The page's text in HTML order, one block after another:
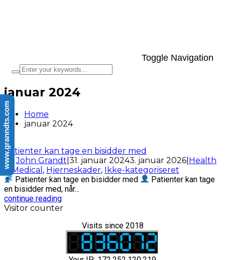
Toggle Navigation
januar 2024
Home
januar 2024
​Patienter kan tage en bisidder med
byJohn Grandt 31. januar 20243. januar 2026 Health
& Medical , Hjerneskader, Ikke-kategoriseret
Patienter kan tage en bisidder med
Patienter kan tage
en bisidder med, når...
continue reading
Visitor counter
Visits since 2018
www.granndts.com